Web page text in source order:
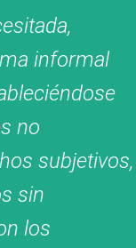
informal
no
subjetivos,
sin
los